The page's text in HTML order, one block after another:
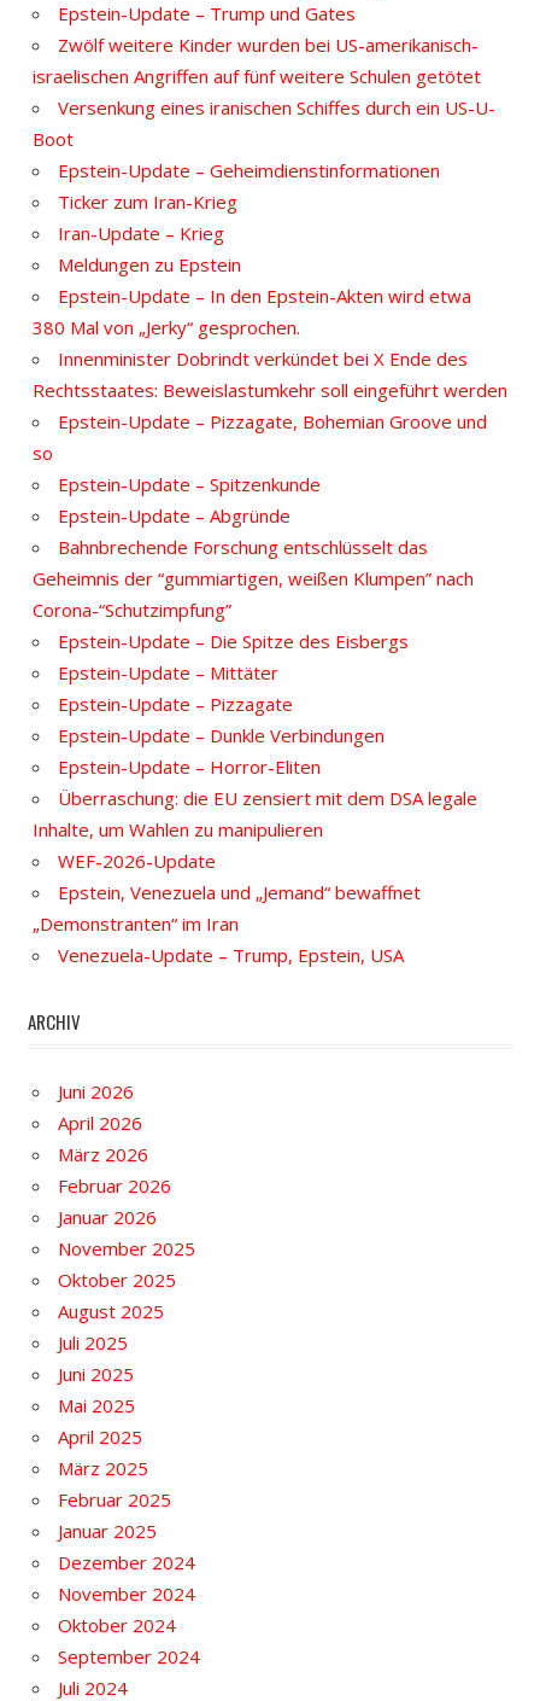
Epstein-Update – Trump und Gates
Zwölf weitere Kinder wurden bei US-amerikanisch-
israelischen Angriffen auf fünf weitere Schulen getötet
Versenkung eines iranischen Schiffes durch ein US-U-
Boot
Epstein-Update – Geheimdienstinformationen
Ticker zum Iran-Krieg
Iran-Update – Krieg
Meldungen zu Epstein
Epstein-Update – In den Epstein-Akten wird etwa
380 Mal von „Jerky“ gesprochen.
Innenminister Dobrindt verkündet bei X Ende des
Rechtsstaates: Beweislastumkehr soll eingeführt werden
Epstein-Update – Pizzagate, Bohemian Groove und
so
Epstein-Update – Spitzenkunde
Epstein-Update – Abgründe
Bahnbrechende Forschung entschlüsselt das
Geheimnis der “gummiartigen, weißen Klumpen” nach
Corona-“Schutzimpfung”
Epstein-Update – Die Spitze des Eisbergs
Epstein-Update – Mittäter
Epstein-Update – Pizzagate
Epstein-Update – Dunkle Verbindungen
Epstein-Update – Horror-Eliten
Überraschung: die EU zensiert mit dem DSA legale
Inhalte, um Wahlen zu manipulieren
WEF-2026-Update
Epstein, Venezuela und „Jemand“ bewaffnet
„Demonstranten“ im Iran
Venezuela-Update – Trump, Epstein, USA
ARCHIV
Juni 2026
April 2026
März 2026
Februar 2026
Januar 2026
November 2025
Oktober 2025
August 2025
Juli 2025
Juni 2025
Mai 2025
April 2025
März 2025
Februar 2025
Januar 2025
Dezember 2024
November 2024
Oktober 2024
September 2024
Juli 2024